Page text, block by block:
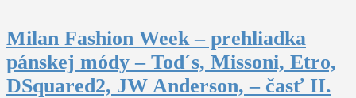
Milan Fashion Week – prehliadka
pánskej módy – Tod´s, Missoni, Etro,
DSquared2, JW Anderson, – časť II.